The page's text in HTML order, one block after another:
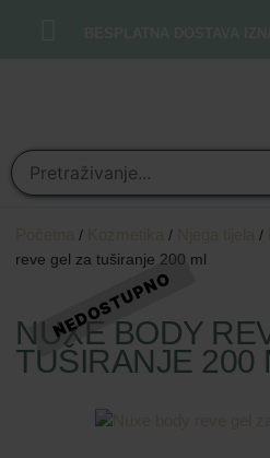
/ / /
reve gel za tuširanje 200 ml
NUXE BODY
TUŠIRANJE 200